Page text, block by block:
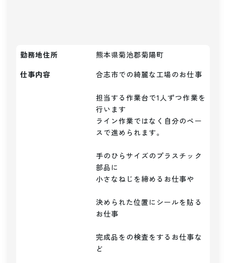
勤務地住所
熊本県菊池郡菊陽町
仕事内容
合志市での綺麗な工場のお仕事
担当する作業台で1人ずつ作業を
行います
ライン作業ではなく自分のペー
スで進められます。
手のひらサイズのプラスチック
部品に
小さなねじを締めるお仕事や
決められた位置にシールを貼る
お仕事
完成品をの検査をするお仕事な
ど